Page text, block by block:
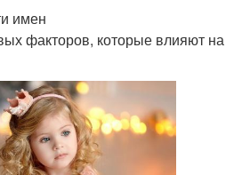
имен
факторов, которые влияют на